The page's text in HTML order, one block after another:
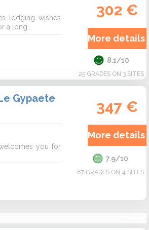
lodging wishes
a long...
302 €
More details
8.1/10
25 GRADES ON 3 SITES
Gypaete
you for
347 €
More details
7.9/10
87 GRADES ON 4 SITES